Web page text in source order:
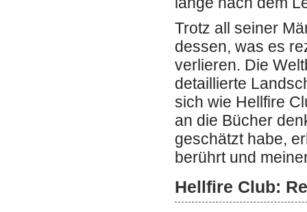
Trotz all seiner
dessen, was es
verlieren. Die
detaillierte
sich wie Hellfire
an die Bücher
geschätzt habe,
berührt und
Hellfire Club: